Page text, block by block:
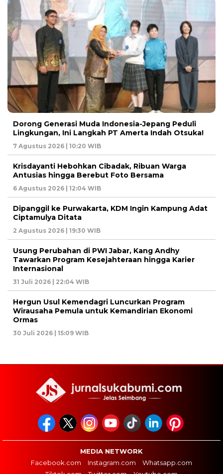
Dorong Generasi Muda Indonesia-Jepang Peduli
Lingkungan, Ini Langkah PT Amerta Indah Otsuka!
7 Agustus 2026 | 10:20 WIB
Krisdayanti Hebohkan Cibadak, Ribuan Warga
Antusias hingga Berebut Foto Bersama
6 Agustus 2026 | 12:04 WIB
Dipanggil ke Purwakarta, KDM Ingin Kampung Adat
Ciptamulya Ditata
2 Agustus 2026 | 19:30 WIB
Usung Perubahan di PWI Jabar, Kang Andhy
Tawarkan Program Kesejahteraan hingga Karier
Internasional
31 Juli 2026 | 22:04 WIB
Hergun Usul Kemendagri Luncurkan Program
Wirausaha Pemula untuk Kemandirian Ekonomi
Ormas
30 Juli 2026 | 15:09 WIB
MEDIA NETWORK
Facebook.com
Instagram.com
Whatsapp.com